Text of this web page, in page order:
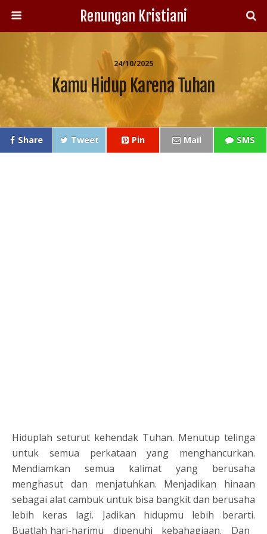
Renungan Kristiani
24/10/2025
Kamu Hidup Karena Tuhan
Share Tweet Pin Mail SMS
Hiduplah seturut kehendak Tuhan. Menutup telinga
untuk semua perkataan yang menghancurkan.
Mendiamkan semua kalimat yang berusaha
menghasut dan menjatuhkan. Menjadikan hinaan
sebagai alat cambuk untuk bisa bangkit dan berusaha
lebih keras lagi. Jadikan hidupmu lebih berarti.
Buatlah hari-harimu dipenuhi kebahagiaan. Dan